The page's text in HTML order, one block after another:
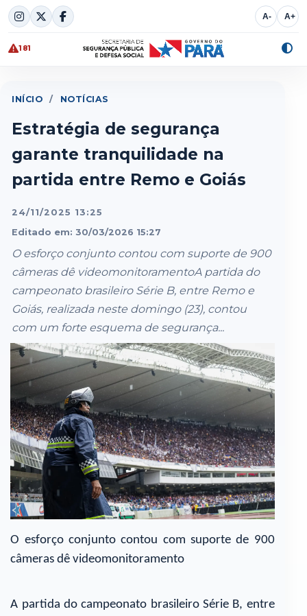
Skip
to
content
A- A+
181
INÍCIO / NOTÍCIAS
Estratégia de segurança
garante tranquilidade na
partida entre Remo e Goiás
24/11/2025 13:25
Editado em: 30/03/2026 15:27
O esforço conjunto contou com suporte de 900
câmeras dê videomonitoramentoA partida do
campeonato brasileiro Série B, entre Remo e
Goiás, realizada neste domingo (23), contou
com um forte esquema de segurança...
O esforço conjunto contou com suporte de 900
câmeras dê videomonitoramento
A partida do campeonato brasileiro Série B, entre